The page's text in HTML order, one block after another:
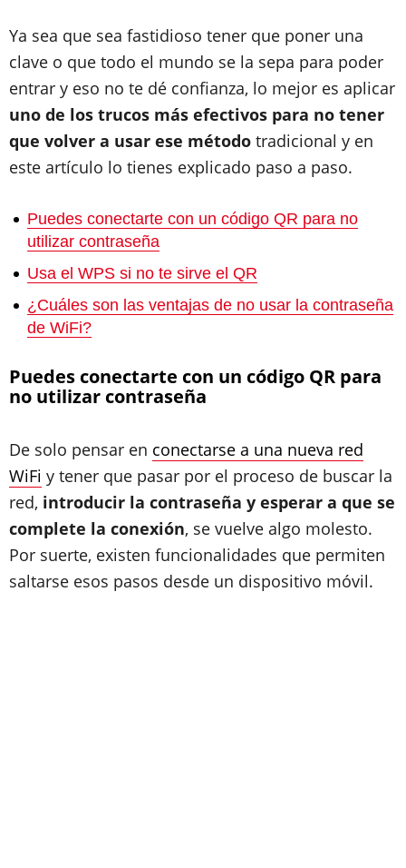
Ya sea que sea fastidioso tener que poner una
clave o que todo el mundo se la sepa para poder
entrar y eso no te dé confianza, lo mejor es aplicar
uno de los trucos más efectivos para no tener
que volver a usar ese método tradicional y en
este artículo lo tienes explicado paso a paso.
Puedes conectarte con un código QR para no
utilizar contraseña
Usa el WPS si no te sirve el QR
¿Cuáles son las ventajas de no usar la contraseña
de WiFi?
Puedes conectarte con un código QR para
no utilizar contraseña
De solo pensar en conectarse a una nueva red
WiFi y tener que pasar por el proceso de buscar la
red, introducir la contraseña y esperar a que se
complete la conexión, se vuelve algo molesto.
Por suerte, existen funcionalidades que permiten
saltarse esos pasos desde un dispositivo móvil.